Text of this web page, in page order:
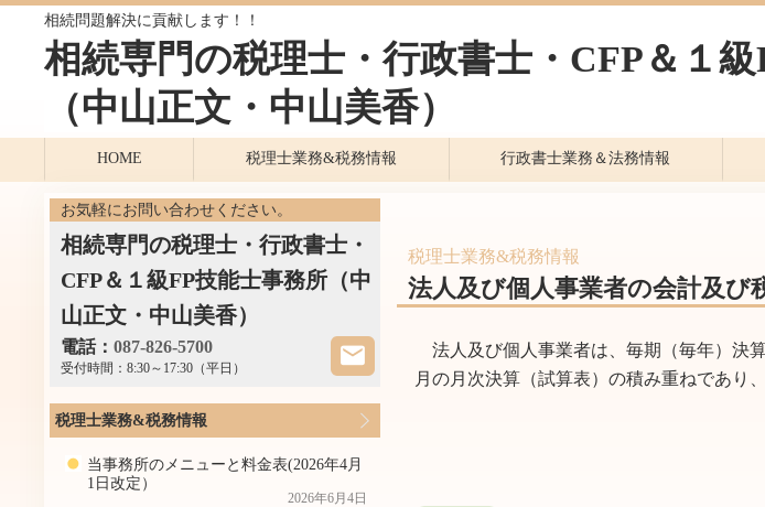
相続問題解決に貢献します！！
相続専門の税理士・行政書士・CFP＆１
（中山正文・中山美香）
HOME 税理士業務&税務情報 行政書士業務＆法務情報
税理士業務&税務情報
法人及び個人事業者の会計及び
法人及び個人事業者は、毎期（毎年）決
月の月次決算（試算表）の積み重ねであり
お気軽にお問い合わせください。
相続専門の税理士・行政書士・
CFP＆１級FP技能士事務所（中
山正文・中山美香）
電話： 087-826-5700
受付時間： 8:30～17:30（平日）
税理士業務&税務情報
当事務所のメニューと料金表(2026年4月
1日改定）
2026年6月4日